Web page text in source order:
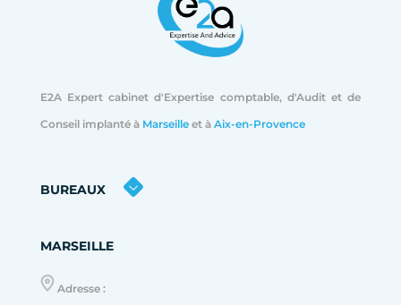
E2A Expert cabinet d'Expertise comptable, d'Audit et de
Conseil implanté à Marseilleet à Aix-en-Provence
BUREAUX
MARSEILLE
Adresse :